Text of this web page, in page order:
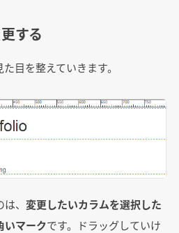
する
目を整えていきます。
、 変更したいカラムを選択した
いマークです。ドラッグしていけ